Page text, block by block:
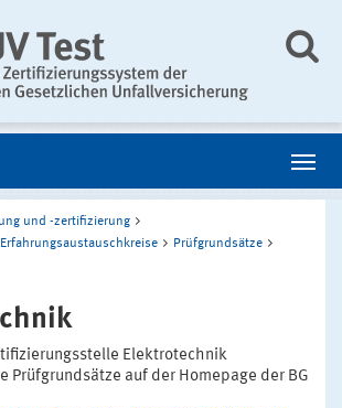
und -zertifizierung
Prüfgrundsätze
Elektrotechnik
Prüfgrundsätze auf der Homepage der BG